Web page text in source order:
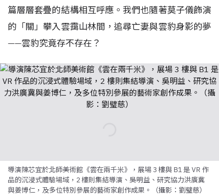
篇層層套疊的結構相互呼應。我們也隨著莫子儀飾演
的「關」攀入雲靄山林間，追尋亡妻與雲豹身影的夢
——雲豹究竟存不存在？
導演陳芯宜於北師美術館《雲在兩千米》，展場 3 樓與 B1 是 VR 作
品的沉浸式體驗場域，2 樓則集結導演、吳明益、研究協力洪廣冀
與姜博仁，及多位特別參展的藝術家創作成果。（攝影：劉璧慈）